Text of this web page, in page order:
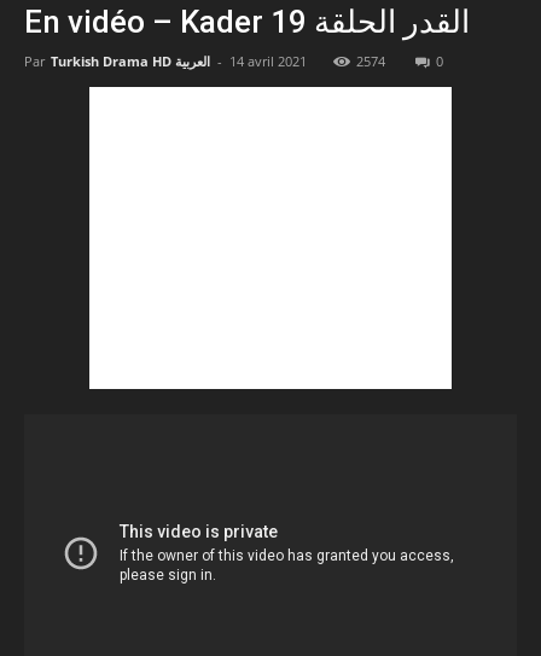
En vidéo – Kader 19 القدر الحلقة
Par Turkish Drama HD العربية - 14 avril 2021 2574 0